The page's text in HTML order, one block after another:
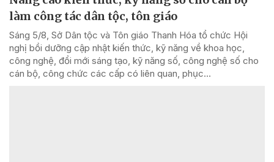
làm công tác dân tộc, tôn giáo
Sáng 5/8, Sở Dân tộc và Tôn giáo Thanh Hóa tổ chức Hội
nghị bồi dưỡng cập nhật kiến thức, kỹ năng về khoa học,
công nghệ, đổi mới sáng tạo, kỹ năng số, công nghệ số cho
cán bộ, công chức các cấp có liên quan, phục...